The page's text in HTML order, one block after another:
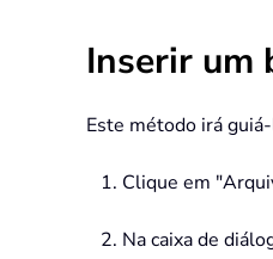
Inserir um
Este método irá
Clique em
Na caixa de